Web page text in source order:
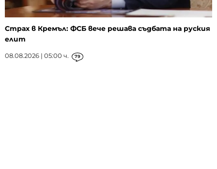
Страх в Кремъл: ФСБ вече решава съдбата на руския
елит
08.08.2026 | 05:00 ч. 79